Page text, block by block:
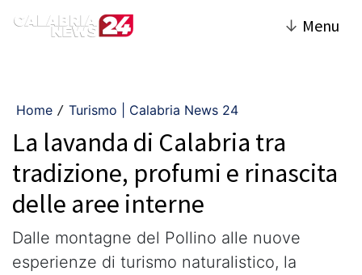
↓ Menu
Home / Turismo | Calabria News 24
La lavanda di Calabria tra
tradizione, profumi e rinascita
delle aree interne
Dalle montagne del Pollino alle nuove
esperienze di turismo naturalistico, la